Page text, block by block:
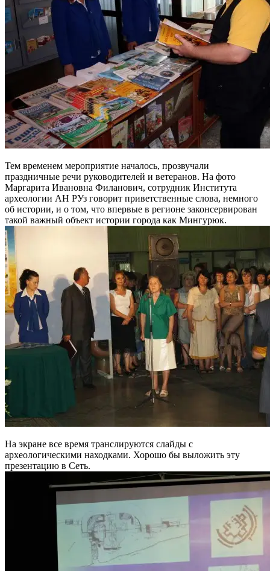
Тем временем мероприятие началось, прозвучали
праздничные речи руководителей и ветеранов. На фото
Маргарита Ивановна Филанович, сотрудник Института
археологии АН РУз говорит приветственные слова, немного
об истории, и о том, что впервые в регионе законсервирован
такой важный объект истории города как Мингурюк.
На экране все время транслируются слайды с
археологическими находками. Хорошо бы выложить эту
презентацию в Сеть.